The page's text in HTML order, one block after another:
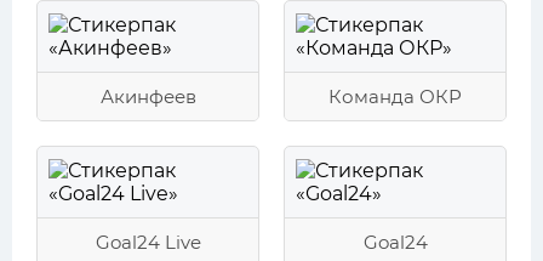
Акинфеев Команда ОКР
Goal24 Live Goal24